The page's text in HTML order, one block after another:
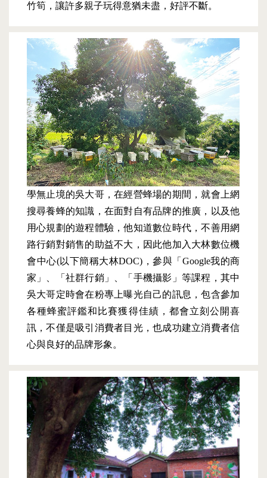
竹筍，讓許多親子玩得意猶未盡，好評不斷。
學無止境的吳大哥，在經營蜂場的期間，就會上網
搜尋養蜂的知識，在面對自有品牌的推廣，以及他
用心規劃的遊程體驗，他知道數位時代，不善用網
路行銷對銷售的助益不大，因此他加入大林數位機
會中心(以下簡稱大林DOC)，參與「Google我的商
家」、「社群行銷」、「手機攝影」等課程，其中
吳大哥定時會在粉專上曝光自己的訊息，包含參加
各種蜂蜜評鑑和比賽獲得佳績，都會立刻公開喜
訊，不僅是吸引消費者目光，也成功建立消費者信
心與良好的品牌形象。